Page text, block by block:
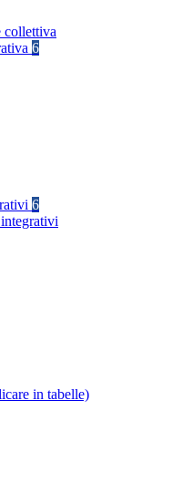
collettiva
6
6
in tabelle)